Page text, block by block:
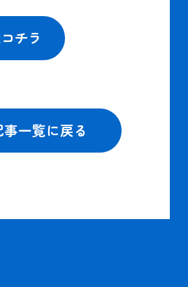
チラ
事一覧に戻る